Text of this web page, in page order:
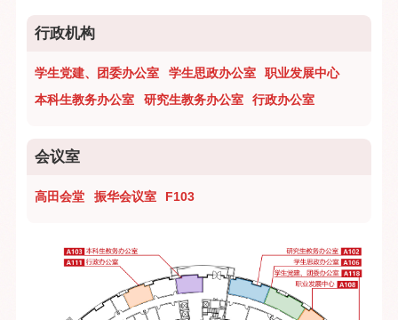
行政机构
学生党建、团委办公室 学生思政办公室
职业发展中心
本科生教务办公室
研究生教务办公室 行政办公室
会议室
高田会堂 振华会议室 F103